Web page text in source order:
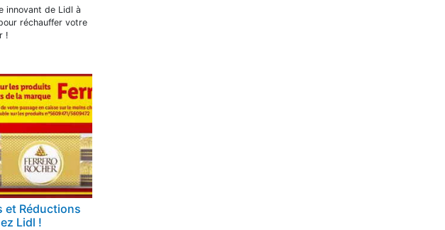
innovant de Lidl à
réchauffer votre
!
et Réductions
Lidl !